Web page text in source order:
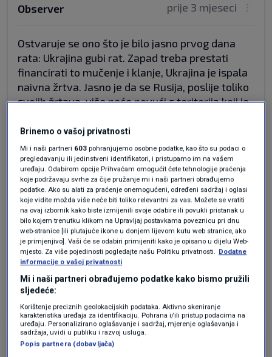
prije 3 mjeseci
Observer
Ostvaruje se ono što je bilo jasno prvog dana
rata: Ukrajina gubi rat. Zapad treba prestati
financirati to mučenje i klanje, Ukrajina je ispala
naivna žrtva. Jasno je da se Rusija, poslije toliko
svojih žrtava, više neće povući s teritorija koji je
su Ukrajinci bili pametniji, da su se dogovorili s
Rusijom, a ne da su bili toliko lakovjerni da su
krvarili za interese Zapada - preciznije - za
interese divljeg Zapada.
Odgovor
prije 3 mjeseci
***
Pa zapad je glavni financijer ovog, i
ostalih ratova… naravno svi plaćamo…
Kalimero
Brinemo o vašoj privatnosti
Mi i naši partneri 603 pohranjujemo osobne podatke, kao što su podaci o
pregledavanju ili jedinstveni identifikatori, i pristupamo im na vašem
uređaju. Odabirom opcije Prihvaćam omogućit ćete tehnologije praćenja
koje podržavaju svrhe za čije pružanje mi i naši partneri obrađujemo
podatke. Ako su alati za praćenje onemogućeni, određeni sadržaj i oglasi
koje vidite možda više neće biti toliko relevantni za vas. Možete se vratiti
na ovaj izbornik kako biste izmijenili svoje odabire ili povukli pristanak u
bilo kojem trenutku klikom na Upravljaj postavkama poveznicu pri dnu
web-stranice [ili plutajuće ikone u donjem lijevom kutu web stranice, ako
je primjenjivo]. Vaši će se odabiri primijeniti kako je opisano u dijelu Web-
mjesto. Za više pojedinosti pogledajte našu Politiku privatnosti. Dodatne
informacije o vašoj privatnosti
Mi i naši partneri obrađujemo podatke kako bismo pružili
sljedeće:
Korištenje preciznih geolokacijskih podataka. Aktivno skeniranje
karakteristika uređaja za identifikaciju. Pohrana i/ili pristup podacima na
uređaju. Personalizirano oglašavanje i sadržaj, mjerenje oglašavanja i
sadržaja, uvidi u publiku i razvoj usluga.
Popis partnera (dobavljača)